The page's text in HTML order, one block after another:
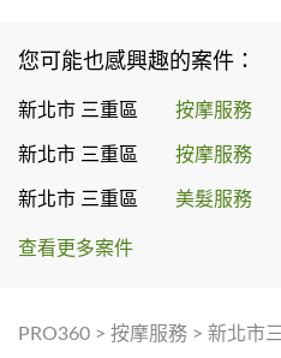
您可能也感興趣的案件：
新北市 三重區 按摩服務
新北市 三重區 按摩服務
新北市 三重區 美髮服務
查看更多案件
PRO360 > 按摩服務 > 新北市